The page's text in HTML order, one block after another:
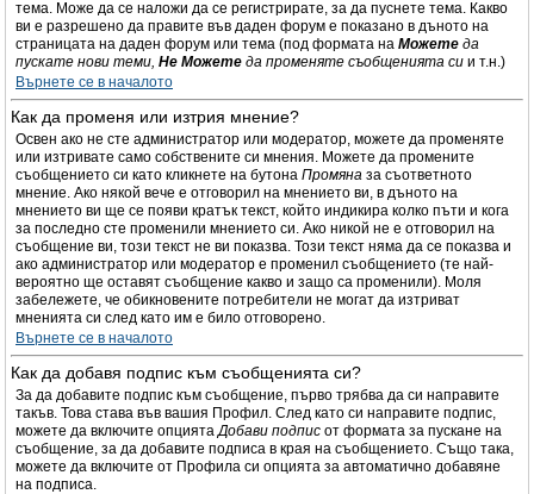
тема. Може да се наложи да се регистрирате, за да пуснете тема. Какво
ви е разрешено да правите във даден форум е показано в дъното на
страницата на даден форум или тема (под формата на Можете да
пускате нови теми, Не Можете да променяте съобщенията си и т.н.)
Върнете се в началото
Как да променя или изтрия мнение?
Освен ако не сте администратор или модератор, можете да променяте
или изтривате само собствените си мнения. Можете да промените
съобщението си като кликнете на бутона Промяна за съответното
мнение. Ако някой вече е отговорил на мнението ви, в дъното на
мнението ви ще се появи кратък текст, който индикира колко пъти и кога
за последно сте променили мнението си. Ако никой не е отговорил на
съобщение ви, този текст не ви показва. Този текст няма да се показва и
ако администратор или модератор е променил съобщението (те най-
вероятно ще оставят съобщение какво и защо са променили). Моля
забележете, че обикновените потребители не могат да изтриват
мненията си след като им е било отговорено.
Върнете се в началото
Как да добавя подпис към съобщенията си?
За да добавите подпис към съобщение, първо трябва да си направите
такъв. Това става във вашия Профил. След като си направите подпис,
можете да включите опциятаДобави подпис от формата за пускане на
съобщение, за да добавите подписа в края на съобщението. Също така,
можете да включите от Профила си опцията за автоматично добавяне
на подписа.